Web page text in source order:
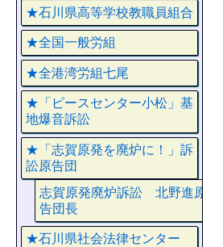
★石川県高等学校教職員組合
★全国一般労組
★全港湾労組七尾
★「ピースセンター小松」基
地爆音訴訟
★「志賀原発を廃炉に！」訴
訟原告団
志賀原発廃炉訴訟 北野進原
告団長
★石川県社会法律センター